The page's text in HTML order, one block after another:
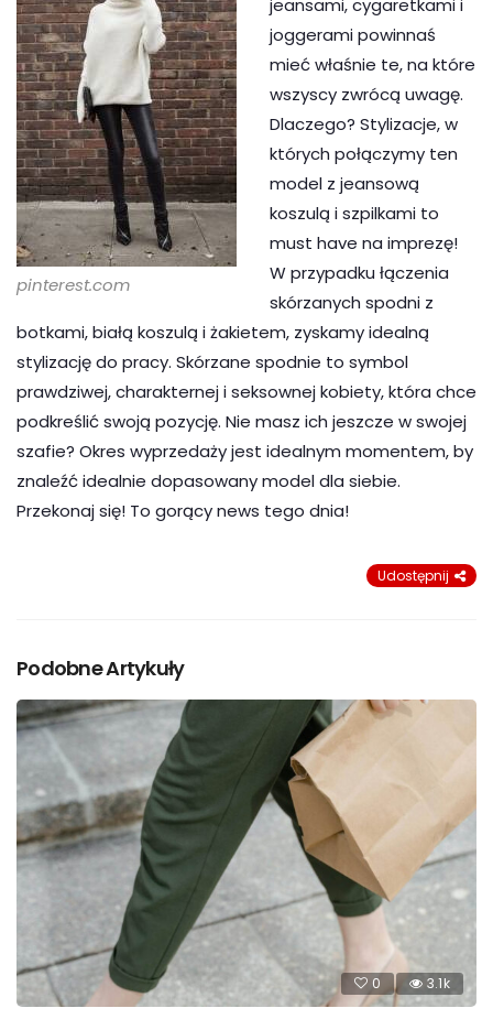
pinterest.com
jeansami, cygaretkami i
joggerami powinnaś
mieć właśnie te, na które
wszyscy zwrócą uwagę.
Dlaczego? Stylizacje, w
których połączymy ten
model z jeansową
koszulą i szpilkami to
must have na imprezę!
W przypadku łączenia
skórzanych spodni z
botkami, białą koszulą i żakietem, zyskamy idealną
stylizację do pracy. Skórzane spodnie to symbol
prawdziwej, charakternej i seksownej kobiety, która chce
podkreślić swoją pozycję. Nie masz ich jeszcze w swojej
szafie? Okres wyprzedaży jest idealnym momentem, by
znaleźć idealnie dopasowany model dla siebie.
Przekonaj się! To gorący news tego dnia!
Udostępnij
Podobne Artykuły
0 3.1k